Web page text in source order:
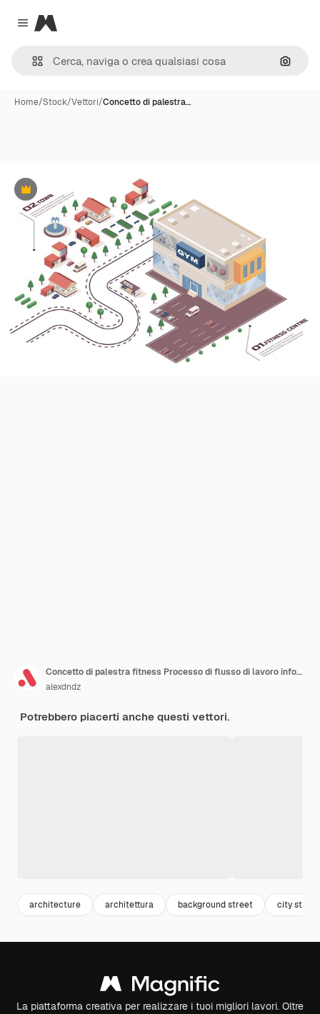
Close menu
Magnific
Cerca
Home/Stock/Vettori/Concetto di palestra…
Premium
Concetto di palestra fitness Processo di flusso di lavoro infografico web isometrico 3d Mappa dell'infrastruttura con club sportivo per allenamenti di allenamento Parcheggio edifici della città Illustrazione vettoriale nella progettazione grafica isometrica
alexdndz
Potrebbero piacerti anche questi vettori.
architecture architettura background street city street
La piattaforma creativa per realizzare i tuoi migliori lavori. Oltre